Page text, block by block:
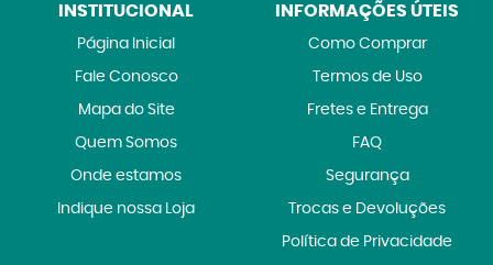
INSTITUCIONAL
Página Inicial
Fale Conosco
Mapa do Site
Quem Somos
Onde estamos
Indique nossa Loja
INFORMAÇÕES ÚTEIS
Como Comprar
Termos de Uso
Fretes e Entrega
FAQ
Segurança
Trocas e Devoluções
Política de Privacidade